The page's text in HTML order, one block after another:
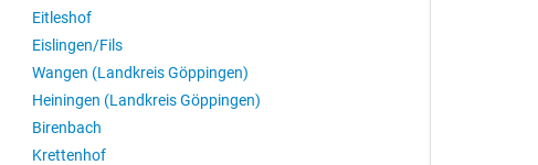
Eitleshof
Eislingen/Fils
Wangen (Landkreis Göppingen)
Heiningen (Landkreis Göppingen)
Birenbach
Krettenhof